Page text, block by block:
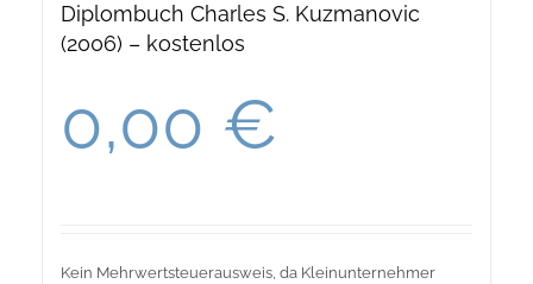
Diplombuch Charles S. Kuzmanovic
(2006) – kostenlos
0,00 €
Kein Mehrwertsteuerausweis, da Kleinunternehmer